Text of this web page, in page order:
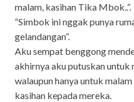
malam, kasihan Tika Mbok..”.
“Simbok ini nggak punya
gelandangan”.
Aku sempat benggong
akhirnya aku putuskan untuk
walaupun hanya untuk
kasihan kepada mereka.